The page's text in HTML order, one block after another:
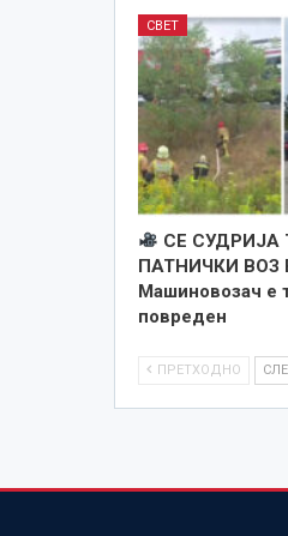
СВЕТ
СЕ СУДРИЈА
ПАТНИЧКИ ВОЗ
Машиновозач е
повреден
ПРЕТХОДНО